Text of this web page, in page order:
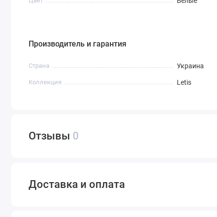
Производитель и гарантия
Страна Украина
Коллекция Letis
Отзывы 0
Доставка и оплата